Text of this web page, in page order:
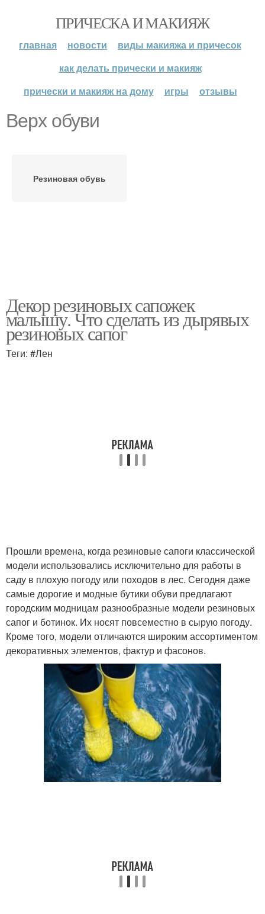
ПРИЧЕСКА И МАКИЯЖ
главная новости
виды макияжа и причесок
как делать прически и макияж
прически и макияж на дому
игры отзывы
Верх обуви
Резиновая обувь
Декор резиновых сапожек
малышу. Что сделать из дырявых
резиновых сапог
Теги: #Лен
Прошли времена, когда резиновые сапоги классической
модели использовались исключительно для работы в
саду в плохую погоду или походов в лес. Сегодня даже
самые дорогие и модные бутики обуви предлагают
городским модницам разнообразные модели резиновых
сапог и ботинок. Их носят повсеместно в сырую погоду.
Кроме того, модели отличаются широким ассортиментом
декоративных элементов, фактур и фасонов.